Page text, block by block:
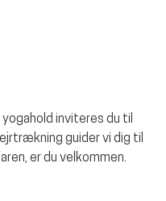
inviteres du til
guider vi dig til
er du velkommen.